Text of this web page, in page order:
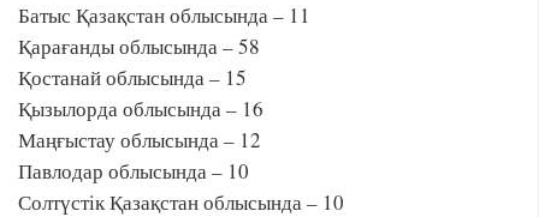
Батыс Қазақстан облысында – 11
Қарағанды облысында – 58
Қостанай облысында – 15
Қызылорда облысында – 16
Маңғыстау облысында – 12
Павлодар облысында – 10
Солтүстік Қазақстан облысында – 10